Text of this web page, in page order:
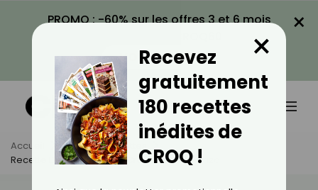
PROMO : -60% sur les offres 3 et 6 mois
VOIR LA PROMO
×
Accueil Actus
Recettes
Recette De Riz Sauté Aux Crevettes Et Chorizo
Recevez
gratuitement
180 recettes
inédites de
CROQ !
×